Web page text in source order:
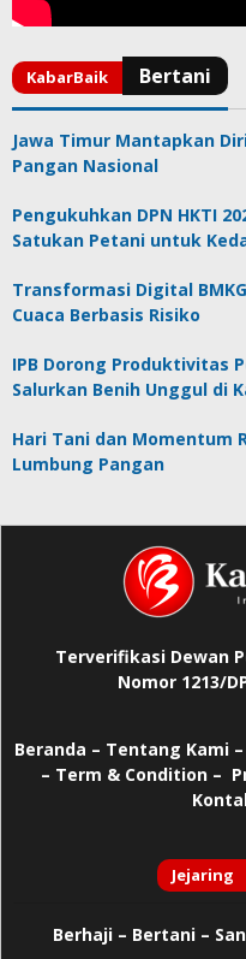
Jawa Timur Mantapkan
Pangan Nasional
Pengukuhkan DPN HKTI
Satukan Petani untuk
Transformasi Digital
Cuaca Berbasis Risiko
IPB Dorong Produktivitas
Salurkan Benih Unggul di
Hari Tani dan Momentum
Lumbung Pangan
Terverifikasi Dewan
Nomor 1213/
Beranda – Tentang Kami –
– Term & Condition –
Berhaji– Bertani –